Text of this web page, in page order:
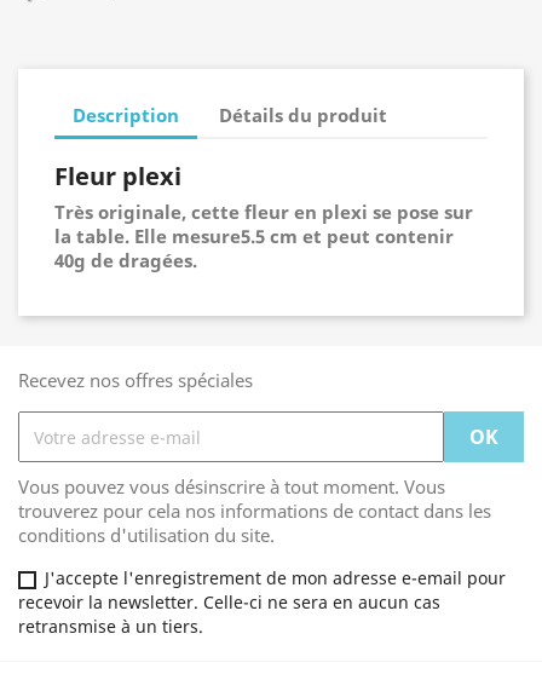
Description Détails du produit
Fleur plexi
Très originale, cette fleur en plexi se pose sur
la table. Elle mesure5.5 cm et peut contenir
40g de dragées.
Recevez nos offres spéciales
Vous pouvez vous désinscrire à tout moment. Vous
trouverez pour cela nos informations de contact dans les
conditions d'utilisation du site.
J'accepte l'enregistrement de mon adresse e-email pour
recevoir la newsletter. Celle-ci ne sera en aucun cas
retransmise à un tiers.